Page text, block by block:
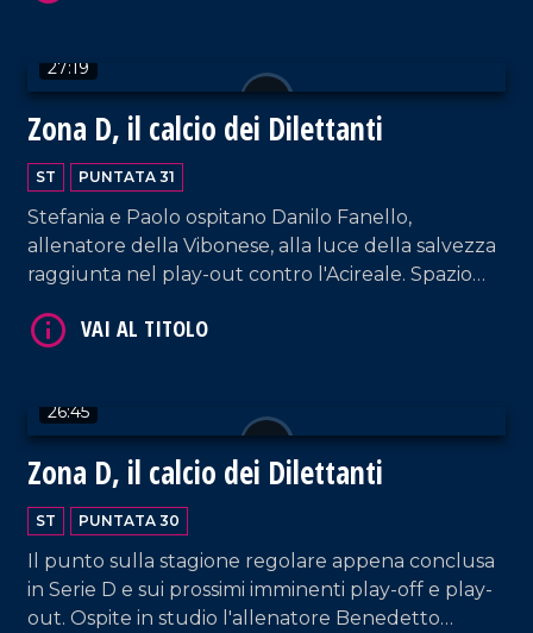
27:19
Zona D, il calcio dei Dilettanti
ST PUNTATA 31
Stefania e Paolo ospitano Danilo Fanello,
allenatore della Vibonese, alla luce della salvezza
raggiunta nel play-out contro l'Acireale. Spazio
Club Palermo e vola in finale contro la Nissa.
26:45
Zona D, il calcio dei Dilettanti
ST PUNTATA 30
Il punto sulla stagione regolare appena conclusa
in Serie D e sui prossimi imminenti play-off e play-
out. Ospite in studio l'allenatore Benedetto
VAI AL TITOLO
VAI AL TITOLO